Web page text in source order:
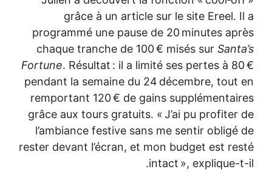
grâce
programmé
chaque
Fortune.
pendant la
remportant
grâce aux
l’ambiance
rester devant